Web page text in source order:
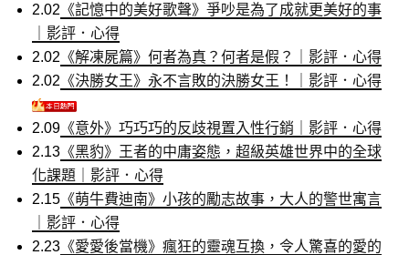
2.02 《記憶中的美好歌聲》爭吵是為了成就更美好的事
｜影評．心得
2.02 《解凍屍篇》何者為真？何者是假？｜影評．心得
2.02 《決勝女王》永不言敗的決勝女王！｜影評．心得
2.09 《意外》巧巧巧的反歧視置入性行銷｜影評．心得
2.13 《黑豹》王者的中庸姿態，超級英雄世界中的全球
化課題｜影評．心得
2.15 《萌牛費迪南》小孩的勵志故事，大人的警世寓言
｜影評．心得
2.23 《愛愛後當機》瘋狂的靈魂互換，令人驚喜的愛的